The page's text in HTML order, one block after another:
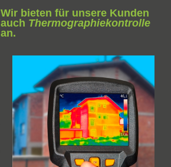
Wir bieten für unsere Kunden
auch Thermographiekontrolle
an.